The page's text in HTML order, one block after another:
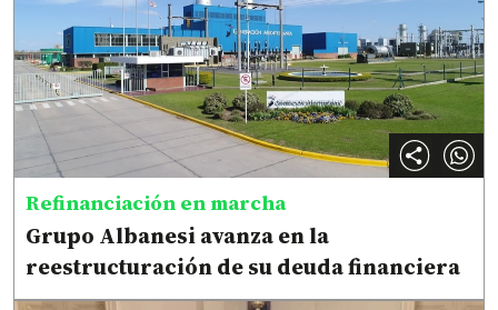
Refinanciación en marcha
Grupo Albanesi avanza en la
reestructuración de su deuda financiera